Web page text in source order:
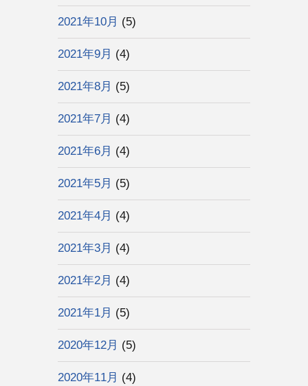
2021年10月 (5)
2021年9月 (4)
2021年8月 (5)
2021年7月 (4)
2021年6月 (4)
2021年5月 (5)
2021年4月 (4)
2021年3月 (4)
2021年2月 (4)
2021年1月 (5)
2020年12月 (5)
2020年11月 (4)